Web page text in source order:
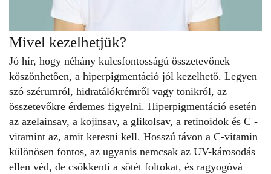
Mivel kezelhetjük?
Jó hír, hogy néhány kulcsfontosságú összetevőnek
köszönhetően, a hiperpigmentáció jól kezelhető. Legyen
szó szérumról, hidratálókrémről vagy tonikról, az
összetevőkre érdemes figyelni. Hiperpigmentáció esetén
az azelainsav, a kojinsav, a glikolsav, a retinoidok és C -
vitamint az, amit keresni kell. Hosszú távon a C-vitamin
különösen fontos, az ugyanis nemcsak az UV-károsodás
ellen véd, de csökkenti a sötét foltokat, és ragyogóvá